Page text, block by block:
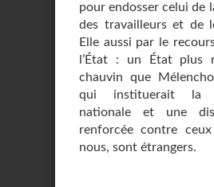
pour endosser celui de
des travailleurs et de
Elle aussi par le
l’État : un État plus
chauvin que
qui instituerait la
nationale et une
renforcée contre
nous, sont étrangers.